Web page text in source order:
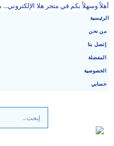
أهلاً وسهلاً بكم في متجر هلا
الرئيسية
من نحن
إتصل بنا
المفضلة
الخصوصية
حسابي